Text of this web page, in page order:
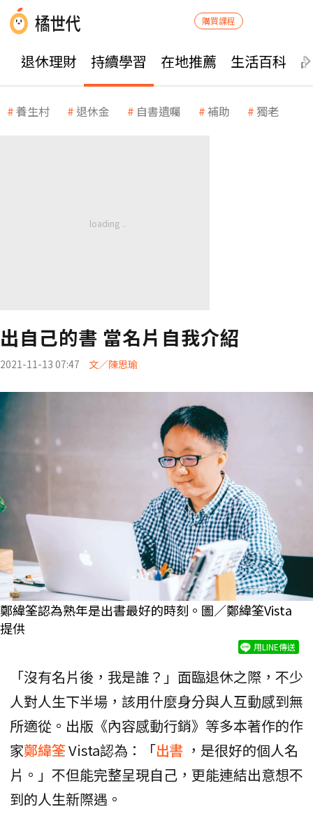
購買課程
退休理財 持續學習 在地推薦 生活百科
養生村 退休金 自書遺囑 補助 獨老
出自己的書 當名片自我介紹
2021-11-13 07:47 文／陳思瑜
鄭緯筌認為熟年是出書最好的時刻。圖／鄭緯筌Vista
提供
用LINE傳送
「沒有名片後，我是誰？」面臨退休之際，不少
人對人生下半場，該用什麼身分與人互動感到無
所適從。出版《內容感動行銷》等多本著作的作
家鄭緯筌Vista認為：「出書 ，是很好的個人名
片。」不但能完整呈現自己，更能連結出意想不
到的人生新際遇。